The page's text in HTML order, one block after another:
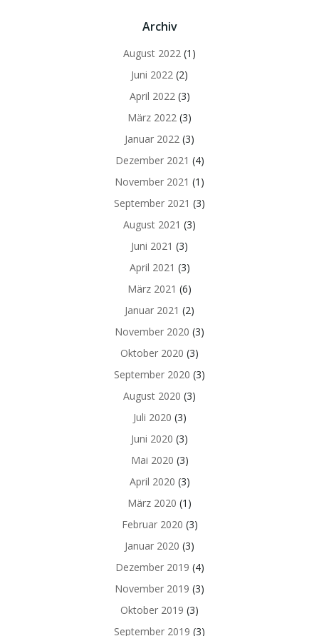
Archiv
August 2022 (1)
Juni 2022 (2)
April 2022 (3)
März 2022 (3)
Januar 2022 (3)
Dezember 2021 (4)
November 2021 (1)
September 2021 (3)
August 2021 (3)
Juni 2021 (3)
April 2021 (3)
März 2021 (6)
Januar 2021 (2)
November 2020 (3)
Oktober 2020 (3)
September 2020 (3)
August 2020 (3)
Juli 2020 (3)
Juni 2020 (3)
Mai 2020 (3)
April 2020 (3)
März 2020 (1)
Februar 2020 (3)
Januar 2020 (3)
Dezember 2019 (4)
November 2019 (3)
Oktober 2019 (3)
September 2019 (3)